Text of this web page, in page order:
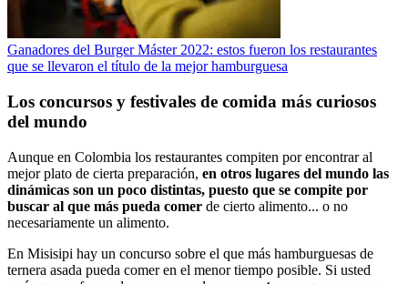
Ganadores del Burger Máster 2022: estos fueron los restaurantes
que se llevaron el título de la mejor hamburguesa
Los concursos y festivales de comida más curiosos
del mundo
Aunque en Colombia los restaurantes compiten por encontrar al
mejor plato de cierta preparación, en otros lugares del mundo las
dinámicas son un poco distintas, puesto que se compite por
buscar al que más pueda comer de cierto alimento... o no
necesariamente un alimento.
En Misisipi hay un concurso sobre el que más hamburguesas de
ternera asada pueda comer en el menor tiempo posible. Si usted